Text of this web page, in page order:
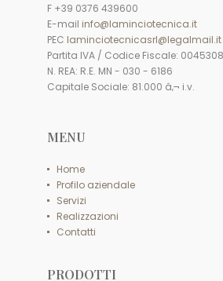
F +39 0376 439600
E-mail info@laminciotecnica.it
PEC laminciotecnicasrl@legalmail.it
Partita IVA / Codice Fiscale:
N. REA: R.E. MN - 030 - 6186
Capitale Sociale: 81.000 â‚¬ i.v.
MENU
Home
Profilo aziendale
Servizi
Realizzazioni
Contatti
PRODOTTI